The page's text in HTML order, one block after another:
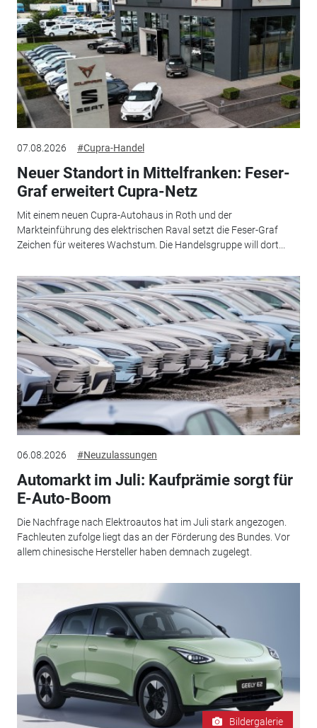
07.08.2026 #Cupra-Handel
Neuer Standort in Mittelfranken: Feser-
Graf erweitert Cupra-Netz
Mit einem neuen Cupra-Autohaus in Roth und der
Markteinführung des elektrischen Raval setzt die Feser-Graf
Zeichen für weiteres Wachstum. Die Handelsgruppe will dort...
06.08.2026 #Neuzulassungen
Automarkt im Juli: Kaufprämie sorgt für
E-Auto-Boom
Die Nachfrage nach Elektroautos hat im Juli stark angezogen.
Fachleuten zufolge liegt das an der Förderung des Bundes. Vor
allem chinesische Hersteller haben demnach zugelegt.
Bildergalerie